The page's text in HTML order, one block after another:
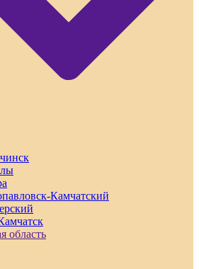
Камчатский
область